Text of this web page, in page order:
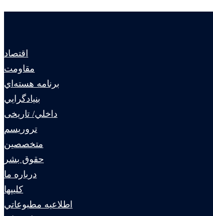
اقتصاد
مقاومت
برنامه هسته‌اي
بنيادگرايي
داخلي/ تاریخی
تروريسم
متخصصين
حقوق بشر
درباره ما
كليپها
اطلاعيه مطبوعاتي